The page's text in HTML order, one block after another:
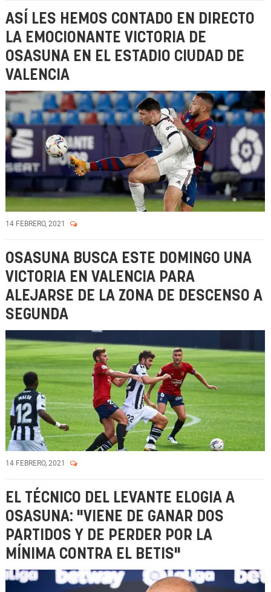
ASÍ LES HEMOS CONTADO EN DIRECTO
LA EMOCIONANTE VICTORIA DE
OSASUNA EN EL ESTADIO CIUDAD DE
VALENCIA
14 FEBRERO, 2021
OSASUNA BUSCA ESTE DOMINGO UNA
VICTORIA EN VALENCIA PARA
ALEJARSE DE LA ZONA DE DESCENSO A
SEGUNDA
14 FEBRERO, 2021
EL TÉCNICO DEL LEVANTE ELOGIA A
OSASUNA: "VIENE DE GANAR DOS
PARTIDOS Y DE PERDER POR LA
MÍNIMA CONTRA EL BETIS"